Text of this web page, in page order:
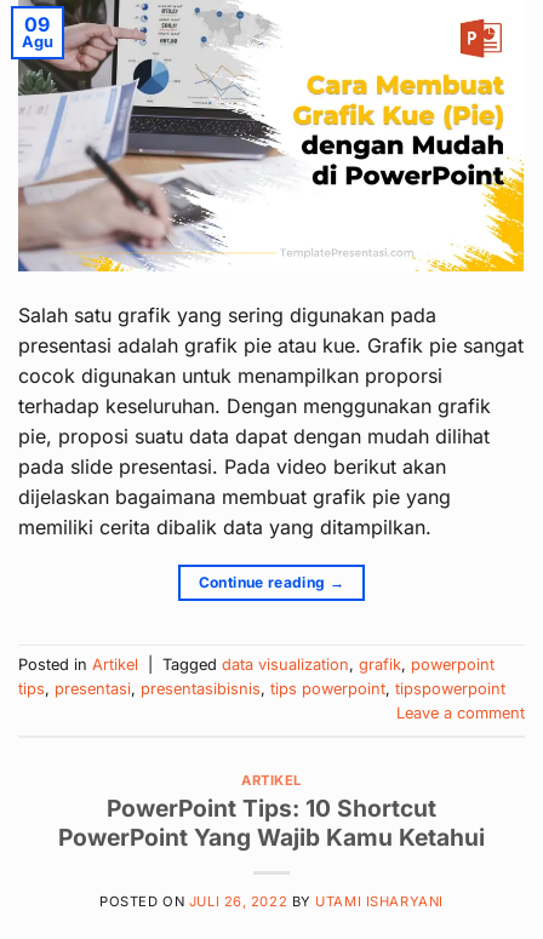
09
Agu
Salah satu grafik yang sering digunakan pada
presentasi adalah grafik pie atau kue. Grafik pie sangat
cocok digunakan untuk menampilkan proporsi
terhadap keseluruhan. Dengan menggunakan grafik
pie, proposi suatu data dapat dengan mudah dilihat
pada slide presentasi. Pada video berikut akan
dijelaskan bagaimana membuat grafik pie yang
memiliki cerita dibalik data yang ditampilkan.
Continue reading →
Posted in Artikel Tagged data visualization, grafik, powerpoint
tips, presentasi, presentasibisnis, tips powerpoint, tipspowerpoint
Leave a comment
ARTIKEL
PowerPoint Tips: 10 Shortcut
PowerPoint Yang Wajib Kamu Ketahui
POSTED ON JULI 26, 2022 BY UTAMI ISHARYANI